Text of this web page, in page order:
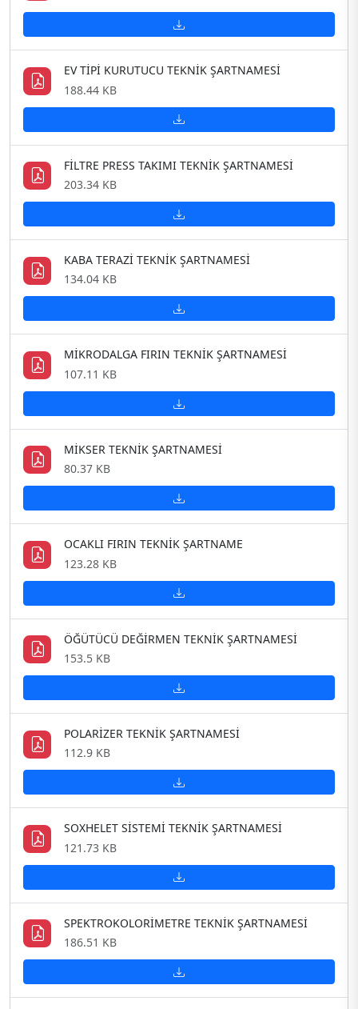
EV TİPİ KURUTUCU TEKNİK ŞARTNAMESİ
188.44 KB
FİLTRE PRESS TAKIMI TEKNİK ŞARTNAMESİ
203.34 KB
KABA TERAZİ TEKNİK ŞARTNAMESİ
134.04 KB
MİKRODALGA FIRIN TEKNİK ŞARTNAMESİ
107.11 KB
MİKSER TEKNİK ŞARTNAMESİ
80.37 KB
OCAKLI FIRIN TEKNİK ŞARTNAME
123.28 KB
ÖĞÜTÜCÜ DEĞİRMEN TEKNİK ŞARTNAMESİ
153.5 KB
POLARİZER TEKNİK ŞARTNAMESİ
112.9 KB
SOXHELET SİSTEMİ TEKNİK ŞARTNAMESİ
121.73 KB
SPEKTROKOLORİMETRE TEKNİK ŞARTNAMESİ
186.51 KB